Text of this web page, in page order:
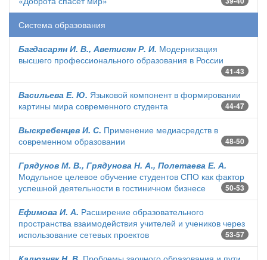
Система образования
Багдасарян И. В., Аветисян Р. И. Модернизация
высшего профессионального образования в России
41-43
Васильева Е. Ю. Языковой компонент в формировании
картины мира современного студента
44-47
Выскребенцев И. С. Применение медиасредств в
современном образовании
48-50
Грядунов М. В., Грядунова Н. А., Полетаева Е. А.
Модульное целевое обучение студентов СПО как фактор
успешной деятельности в гостиничном бизнесе
50-53
Ефимова И. А. Расширение образовательного
пространства взаимодействия учителей и учеников через
использование сетевых проектов
53-57